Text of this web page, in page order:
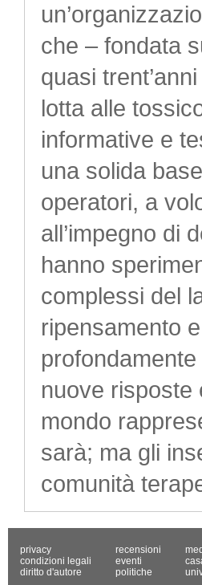
che – fondata
quasi
lotta alle
informative e
una solida
operatori, a
all’impegno di
hanno
complessi del
ripensamento
nuove risposte
mondo
sarà; ma gli
comunità
privacy
condizioni legali
diritto d'autore
recensioni
eventi
politiche